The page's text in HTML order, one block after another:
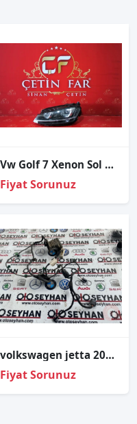
Vw Golf 7 Xenon Sol Far Orj Çıkma
Fiyat Sorunuz
volkswagen jetta 2008 sağ arka kapı tesisatı
Fiyat Sorunuz